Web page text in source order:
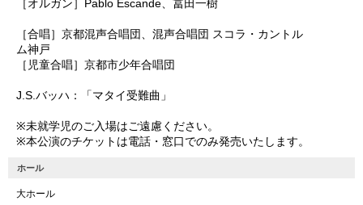
［オルガン］Pablo Escande、冨田一樹
［合唱］京都混声合唱団、混声合唱団 スコラ・カントル
ム神戸
［児童合唱］京都市少年合唱団
J.S.バッハ：「マタイ受難曲」
※未就学児のご入場はご遠慮ください。
※本公演のチケットは電話・窓口でのみ発売いたします。
ホール
大ホール